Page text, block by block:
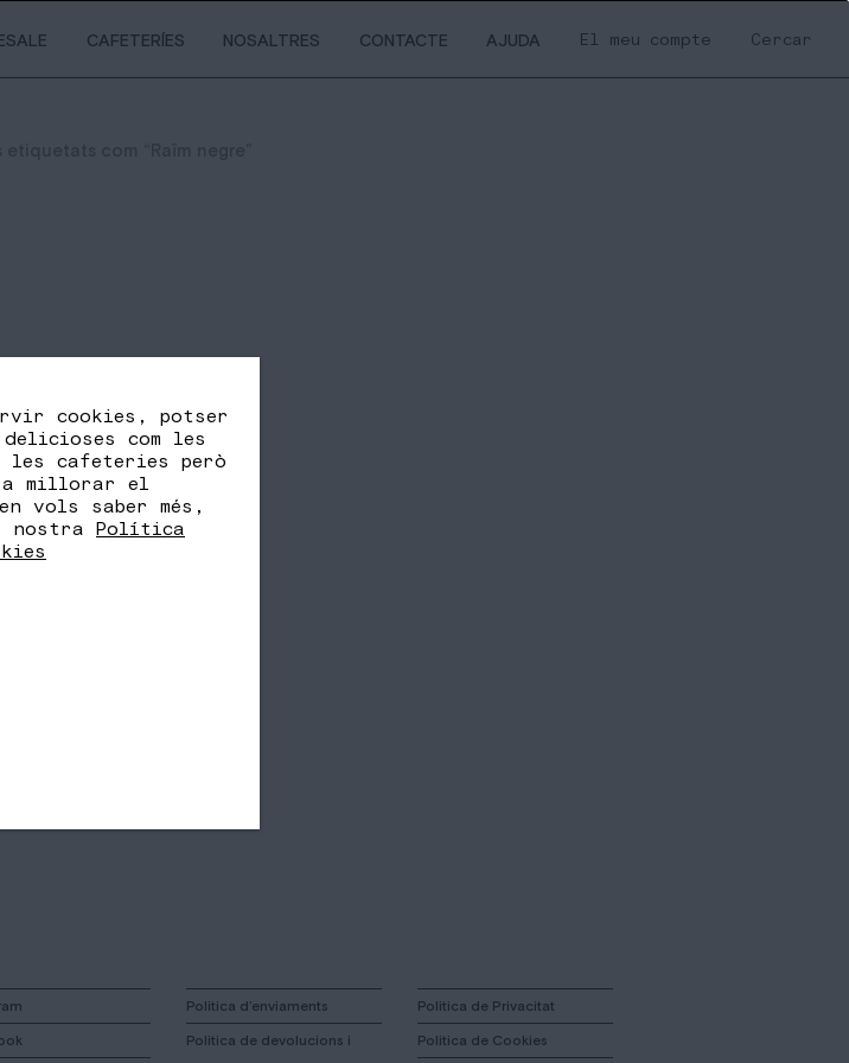
CAFETERÍES NOSALTRES CONTACTE AJUDA El meu compte Cercar
Politica d’enviaments
Politica de devolucions i
Politica de Privacitat
Politica de Cookies
cookies, potser
com les
les cafeteries però
a millorar el
vols saber més,
nostra Política